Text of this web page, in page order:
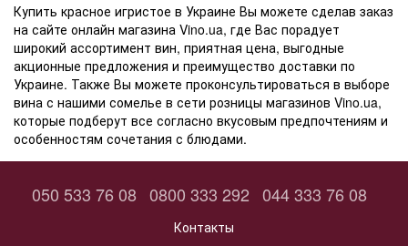
Купить красное игристое в Украине Вы можете сделав заказ
на сайте онлайн магазина Vino.ua, где Вас порадует
широкий ассортимент вин, приятная цена, выгодные
акционные предложения и преимущество доставки по
Украине. Также Вы можете проконсультироваться в выборе
вина с нашими сомелье в сети розницы магазинов Vino.ua,
которые подберут все согласно вкусовым предпочтениям и
особенностям сочетания с блюдами.
050 533 76 08 0800 333 292 044 333 76 08
Контакты